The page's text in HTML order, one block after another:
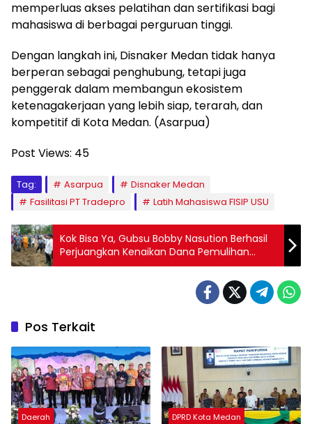
memperluas akses pelatihan dan sertifikasi bagi
mahasiswa di berbagai perguruan tinggi.
Dengan langkah ini, Disnaker Medan tidak hanya
berperan sebagai penghubung, tetapi juga
penggerak dalam membangun ekosistem
ketenagakerjaan yang lebih siap, terarah, dan
kompetitif di Kota Medan. (Asarpua)
Post Views: 45
Tag: Asarpua
Disnaker Medan
Fasilitasi PT Tradepro
Latih Mahasiswa FISIP USU
Kok Bisa Ya, Gubsu Bobby Nasution Berhasil
Perjuangkan Kenaikan Dana Pemulihan
Pascabencana Sumut dari Pusat Hingga
Pos Terkait
Daerah DPRD Kota Medan